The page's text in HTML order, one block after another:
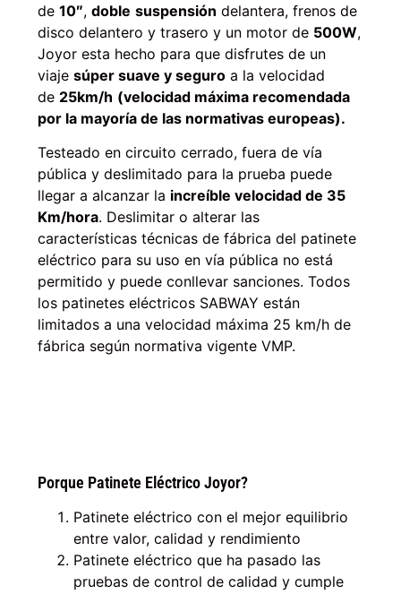
de10″,doble suspensión delantera, frenos de
disco delantero y trasero y un motor de 500W,
Joyor esta hecho para que disfrutes de un
viajesúper suave y seguro a la velocidad
de 25km/h (velocidad máxima recomendada
por la mayoría de las normativas europeas).
Testeado en circuito cerrado, fuera de vía
pública y deslimitado para la prueba puede
llegar a alcanzar la increíble velocidad de 35
Km/hora. Deslimitar o alterar las
características técnicas de fábrica del patinete
eléctrico para su uso en vía pública no está
permitido y puede conllevar sanciones. Todos
los patinetes eléctricos SABWAY están
limitados a una velocidad máxima 25 km/h de
fábrica según normativa vigente VMP.
Porque Patinete Eléctrico Joyor?
Patinete eléctrico con el mejor equilibrio
entrevalor, calidad y rendimiento
Patinete eléctrico que ha pasado las
pruebas decontrol de calidad y cumple